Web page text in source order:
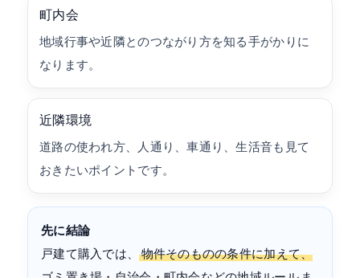
町内会
地域行事や近隣とのつながり方を知る手がかりに
なります。
近隣環境
道路の使われ方、人通り、車通り、生活音も見て
おきたいポイントです。
先に結論
戸建て購入では、物件そのものの条件に加えて、